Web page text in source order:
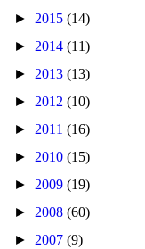
► 2015 (14)
► 2014 (11)
► 2013 (13)
► 2012 (10)
► 2011 (16)
► 2010 (15)
► 2009 (19)
► 2008 (60)
► 2007 (9)